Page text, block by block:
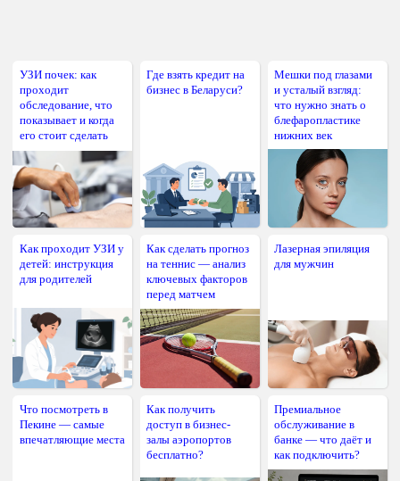
УЗИ почек: как
проходит
обследование, что
показывает и когда
его стоит сделать
Где взять кредит на
бизнес в Беларуси?
Мешки под глазами
и усталый взгляд:
что нужно знать о
блефаропластике
нижних век
Как проходит УЗИ у
детей: инструкция
для родителей
Как сделать прогноз
на теннис — анализ
ключевых факторов
перед матчем
Лазерная эпиляция
для мужчин
Что посмотреть в
Пекине — самые
впечатляющие места
Как получить
доступ в бизнес-
залы аэропортов
бесплатно?
Премиальное
обслуживание в
банке — что даёт и
как подключить?